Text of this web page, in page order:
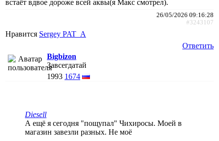
встаёт вдвое дороже всей аквы(я Макс смотрел).
26/05/2026 09:16:28
#3243107
Нравится Sergey PAT_A
Ответить
Bigbizon
Завсегдатай
1993 1674
Diesell
А ещё я сегодня "пощупал" Чихиросы. Моей в
магазин завезли разных. Не моё